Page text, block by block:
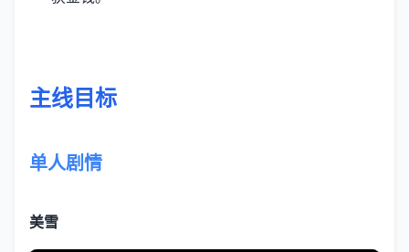
主线目标
单人剧情
美雪